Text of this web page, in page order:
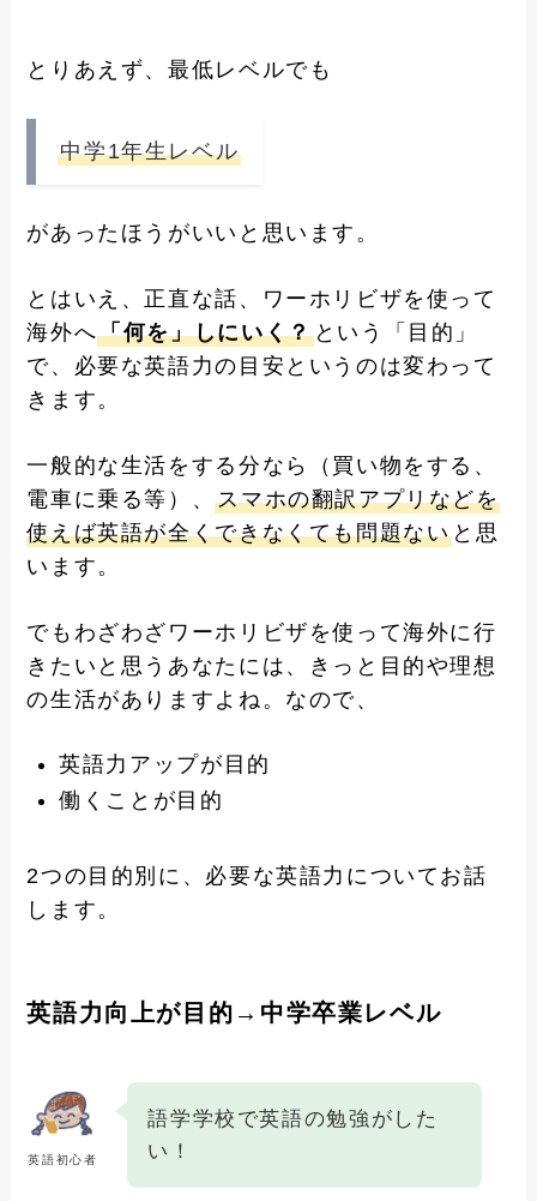
とりあえず、最低レベルでも
中学1年生レベル
があったほうがいいと思います。
とはいえ、正直な話、ワーホリビザを使って
海外へ「何を」しにいく？という「目的」
で、必要な英語力の目安というのは変わって
きます。
一般的な生活をする分なら（買い物をする、
電車に乗る等）、スマホの翻訳アプリなどを
使えば英語が全くできなくても問題ない と思
います。
でもわざわざワーホリビザを使って海外に行
きたいと思うあなたには、きっと目的や理想
の生活がありますよね。なので、
英語力アップが目的
働くことが目的
2つの目的別に、必要な英語力についてお話
します。
英語力向上が目的→中学卒業レベル
英語初心者
語学学校で英語の勉強がした
い！